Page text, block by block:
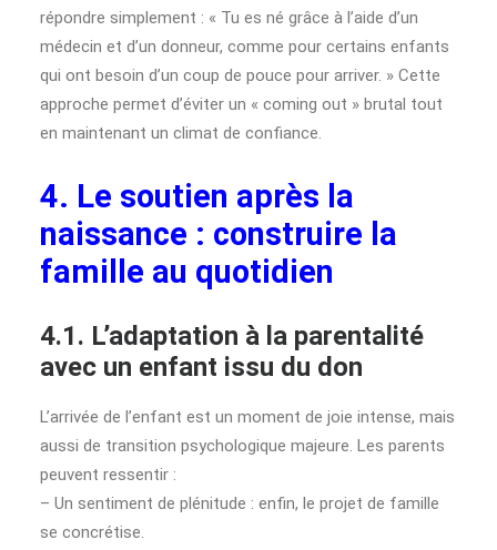
répondre simplement : « Tu es né grâce à l’aide d’un
médecin et d’un donneur, comme pour certains enfants
qui ont besoin d’un coup de pouce pour arriver. » Cette
approche permet d’éviter un « coming out » brutal tout
en maintenant un climat de confiance.
4. Le soutien après la
naissance : construire la
famille au quotidien
4.1. L’adaptation à la parentalité
avec un enfant issu du don
L’arrivée de l’enfant est un moment de joie intense, mais
aussi de transition psychologique majeure. Les parents
peuvent ressentir :
– Un sentiment de plénitude : enfin, le projet de famille
se concrétise.